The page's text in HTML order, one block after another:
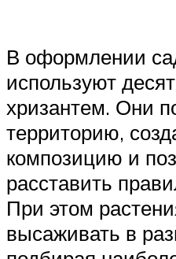
В оформлении
используют
хризантем. Они
территорию,
композицию и
расставить
При этом
высаживать в